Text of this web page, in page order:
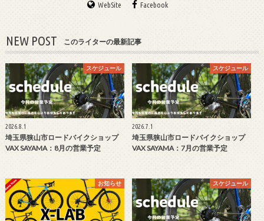
WebSite Facebook
NEW POST このライターの最新記事
スケジュール
2026.8.1
埼玉県狭山市ロードバイクショップ
VAX SAYAMA：8月の営業予定
スケジュール
2026.7.1
埼玉県狭山市ロードバイクショップ
VAX SAYAMA：7月の営業予定
お知らせ スケジュール